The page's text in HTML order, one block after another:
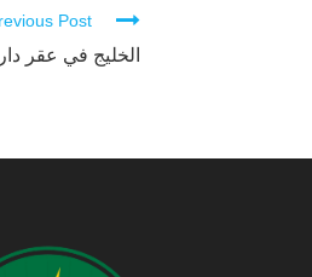
Continue
Reading
Post
الخليج في عقر